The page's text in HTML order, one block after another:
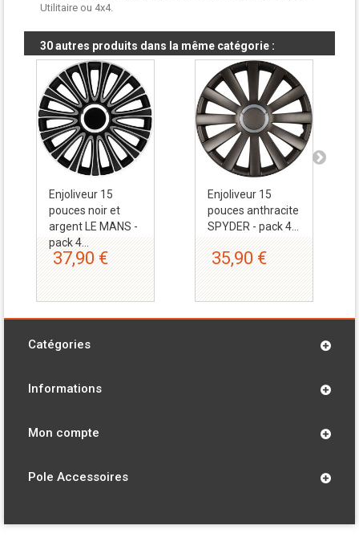
Utilitaire ou 4x4.
30 autres produits dans la même catégorie :
Enjoliveur 15
pouces noir et
argent LE MANS -
pack 4...
37,90 €
Enjoliveur 15
pouces anthracite
SPYDER - pack 4...
35,90 €
Catégories
Informations
Mon compte
Pole Accessoires